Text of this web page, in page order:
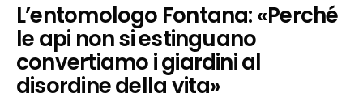
L’entomologo Fontana: «Perché
le api non si estinguano
convertiamo i giardini al
disordine della vita»